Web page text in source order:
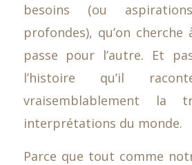
besoins (ou
profondes), qu’on
passe pour l’autre. Et
l’histoire qu’il
vraisemblablement la
interprétations du monde.
Parce que tout comme